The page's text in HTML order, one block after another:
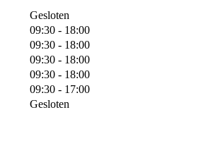
Gesloten
09:30 - 18:00
09:30 - 18:00
09:30 - 18:00
09:30 - 18:00
09:30 - 17:00
Gesloten